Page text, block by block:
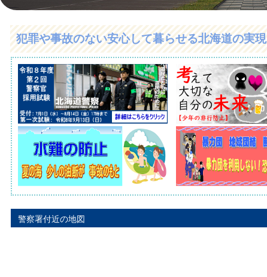
犯罪や事故のない安心して暮らせる北海道の実現
警察署付近の地図